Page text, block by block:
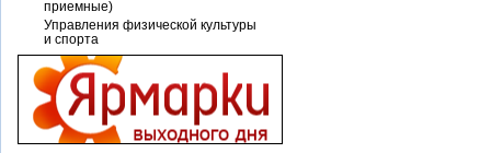
приемные)
Управления физической культуры
и спорта